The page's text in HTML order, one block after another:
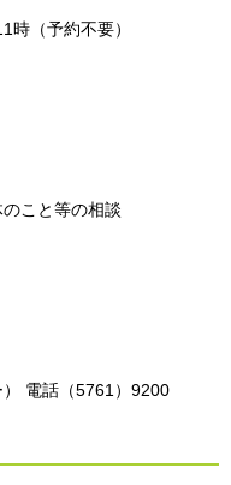
時（予約不要）
こと等の相談
電話（5761）9200